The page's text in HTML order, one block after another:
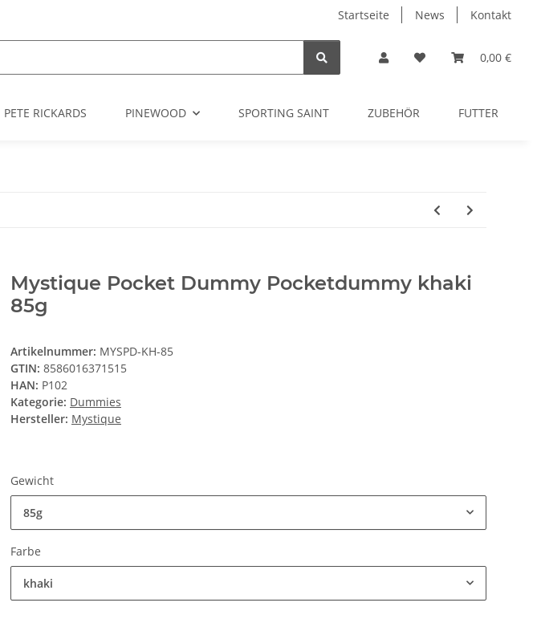
Startseite News Kontakt
0,00 €
PETE RICKARDS PINEWOOD SPORTING SAINT ZUBEHÖR FUTTER
Mystique Pocket Dummy Pocketdummy khaki
85g
Artikelnummer: MYSPD-KH-85
GTIN: 8586016371515
HAN: P102
Kategorie: Dummies
Hersteller: Mystique
Gewicht
85g
Farbe
khaki